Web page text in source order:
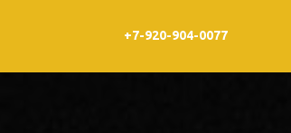
+7-920-904-0077